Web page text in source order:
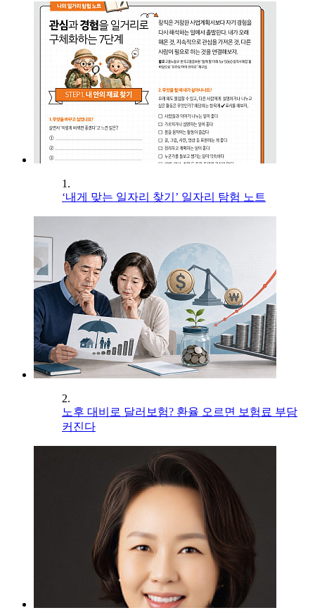
1.
‘내게 맞는 일자리 찾기’ 일자리 탐험 노트
2.
노후 대비로 달러보험? 환율 오르면 보험료 부담
커진다